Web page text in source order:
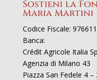
Sostieni la
Maria Martini
Codice Fiscale:
Banca:
Crédit Agricole Italia
Agenzia di Milano 43
Piazza San Fedele 4